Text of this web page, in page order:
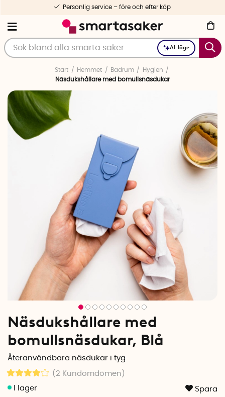
AI-läge
Personlig service – före och efter köp
Start Hemmet Badrum
Hygien
Näsdukshållare med bomullsnäsdukar
Näsdukshållare med
bomullsnäsdukar, Blå
Återanvändbara näsdukar i tyg
(2 Kundomdömen )
Spara